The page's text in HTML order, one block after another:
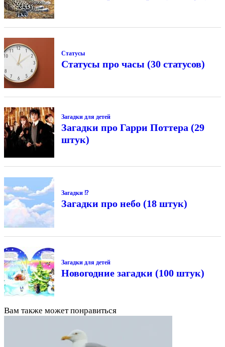
Статусы
Статусы про часы (30 статусов)
Загадки для детей
Загадки про Гарри Поттера (29
штук)
Загадки ⁉
Загадки про небо (18 штук)
Загадки для детей
Новогодние загадки (100 штук)
Вам также может понравиться